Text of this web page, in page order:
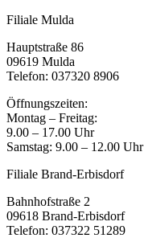
Filiale Mulda
Hauptstraße 86
09619 Mulda
Telefon: 037320 8906
Öffnungszeiten:
Montag – Freitag:
9.00 – 17.00 Uhr
Samstag: 9.00 – 12.00 Uhr
Filiale Brand-Erbisdorf
Bahnhofstraße 2
09618 Brand-Erbisdorf
Telefon: 037322 51289